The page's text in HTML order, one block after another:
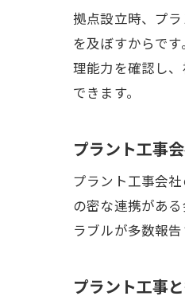
拠点設立時、プ
を及ぼすからで
理能力を確認し
できます。
プラント工事
プラント工事会
の密な連携があ
ラブルが多数報
プラント工事